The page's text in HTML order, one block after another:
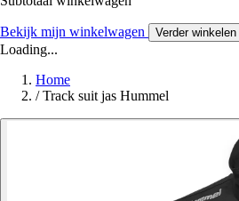
Bekijk mijn winkelwagen Verder winkelen
Loading...
Home
/ Track suit jas Hummel